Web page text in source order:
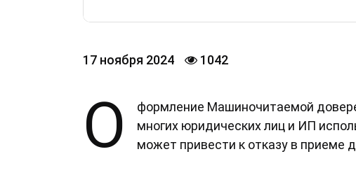
17 ноября 2024 1042
О
формление Машиночитаемой
многих юридических лиц и ИП
может привести к отказу в